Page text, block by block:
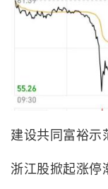
建设共同富裕示
浙江股掀起涨停